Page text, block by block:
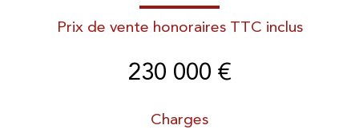
Prix de vente honoraires TTC inclus
230 000 €
Charges